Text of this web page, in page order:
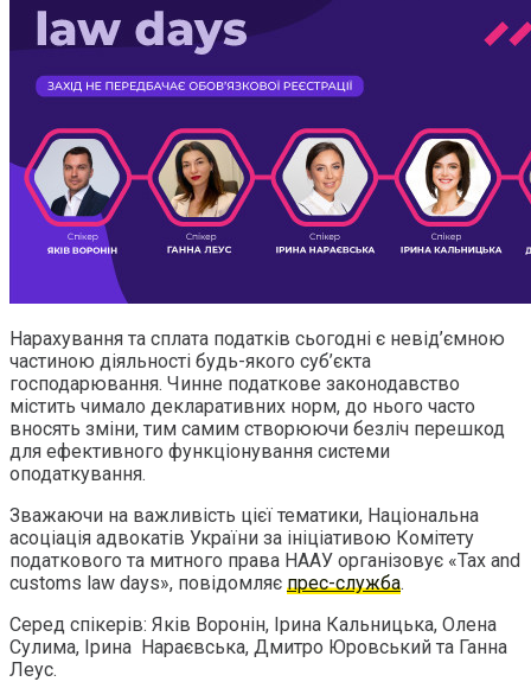
Нарахування та сплата податків сьогодні є невід’ємною
частиною діяльності будь-якого суб’єкта
господарювання. Чинне податкове законодавство
містить чимало декларативних норм, до нього часто
вносять зміни, тим самим створюючи безліч перешкод
для ефективного функціонування системи
оподаткування.
Зважаючи на важливість цієї тематики, Національна
асоціація адвокатів України за ініціативою Комітету
податкового та митного права НААУ організовує «Tax and
customs law days», повідомляє прес-служба.
Серед спікерів: Яків Воронін, Ірина Кальницька, Олена
Сулима, Ірина Нараєвська, Дмитро Юровський та Ганна
Леус.